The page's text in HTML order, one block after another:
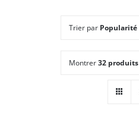
Trier par Popularité
Montrer32 produits